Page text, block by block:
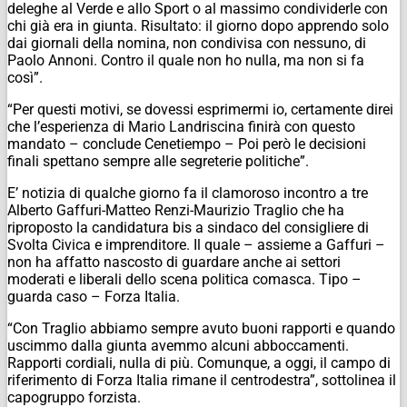
deleghe al Verde e allo Sport o al massimo condividerle con
chi già era in giunta. Risultato: il giorno dopo apprendo solo
dai giornali della nomina, non condivisa con nessuno, di
Paolo Annoni. Contro il quale non ho nulla, ma non si fa
così”.
“Per questi motivi, se dovessi esprimermi io, certamente direi
che l’esperienza di Mario Landriscina finirà con questo
mandato – conclude Cenetiempo – Poi però le decisioni
finali spettano sempre alle segreterie politiche”.
E’ notizia di qualche giorno fa il clamoroso incontro a tre
Alberto Gaffuri-Matteo Renzi-Maurizio Traglio che ha
riproposto la candidatura bis a sindaco del consigliere di
Svolta Civica e imprenditore. Il quale – assieme a Gaffuri –
non ha affatto nascosto di guardare anche ai settori
moderati e liberali dello scena politica comasca. Tipo –
guarda caso – Forza Italia.
“Con Traglio abbiamo sempre avuto buoni rapporti e quando
uscimmo dalla giunta avemmo alcuni abboccamenti.
Rapporti cordiali, nulla di più. Comunque, a oggi, il campo di
riferimento di Forza Italia rimane il centrodestra”, sottolinea il
capogruppo forzista.